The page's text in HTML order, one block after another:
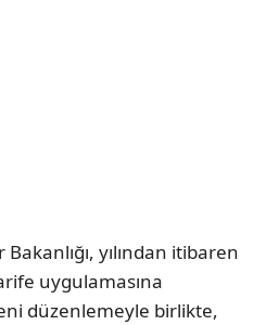
yılından itibaren
uygulamasına
düzenlemeyle birlikte,